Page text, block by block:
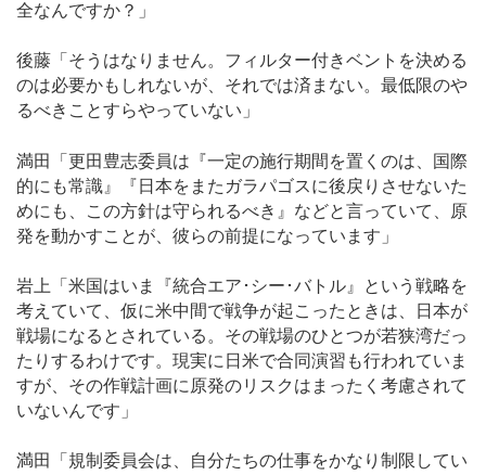
全なんですか？」
後藤「そうはなりません。フィルター付きベントを決める
のは必要かもしれないが、それでは済まない。最低限のや
るべきことすらやっていない」
満田「更田豊志委員は『一定の施行期間を置くのは、国際
的にも常識』『日本をまたガラパゴスに後戻りさせないた
めにも、この方針は守られるべき』などと言っていて、原
発を動かすことが、彼らの前提になっています」
岩上「米国はいま『統合エア･シー･バトル』という戦略を
考えていて、仮に米中間で戦争が起こったときは、日本が
戦場になるとされている。その戦場のひとつが若狭湾だっ
たりするわけです。現実に日米で合同演習も行われていま
すが、その作戦計画に原発のリスクはまったく考慮されて
いないんです」
満田「規制委員会は、自分たちの仕事をかなり制限してい